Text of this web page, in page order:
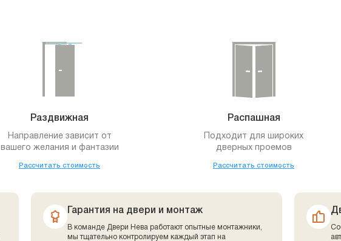
Раздвижная
Направление зависит от
вашего желания и фантазии
Рассчитать стоимость
Распашная
Подходит для широких
дверных проемов
Рассчитать стоимость
Гарантия на двери и монтаж
В команде Двери Нева работают опытные монтажники,
мы тщательно контролируем каждый этап на